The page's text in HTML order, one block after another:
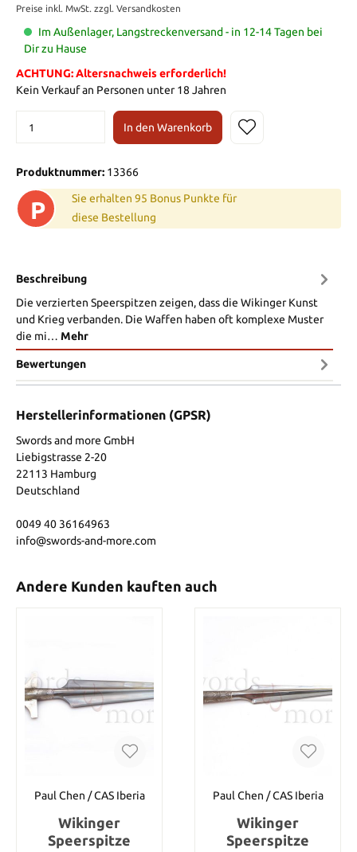
Preise inkl. MwSt. zzgl. Versandkosten
Im Außenlager, Langstreckenversand - in 12-14 Tagen bei
Dir zu Hause
ACHTUNG: Altersnachweis erforderlich!
Kein Verkauf an Personen unter 18 Jahren
In den Warenkorb
Produktnummer: 13366
P
Sie erhalten 95 Bonus Punkte für
diese Bestellung
Beschreibung
Die verzierten Speerspitzen zeigen, dass die Wikinger Kunst
und Krieg verbanden. Die Waffen haben oft komplexe Muster
die mi… Mehr
Bewertungen
Herstellerinformationen (GPSR)
Swords and more GmbH
Liebigstrasse 2-20
22113 Hamburg
Deutschland
0049 40 36164963
info@swords-and-more.com
Andere Kunden kauften auch
Paul Chen / CAS Iberia
Wikinger
Speerspitze
Paul Chen / CAS Iberia
Wikinger
Speerspitze